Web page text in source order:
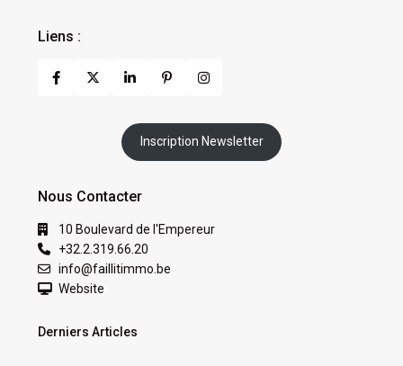
Liens :
Inscription Newsletter
Nous Contacter
10 Boulevard de l'Empereur
+32.2.319.66.20
info@faillitimmo.be
Website
Derniers Articles